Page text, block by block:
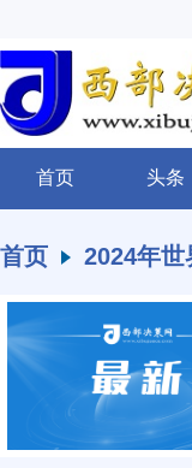
首页 头条
首页 2024年世